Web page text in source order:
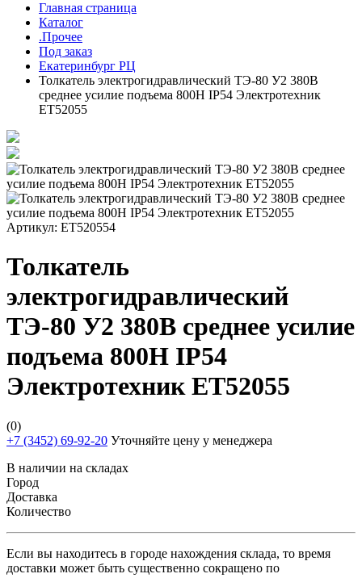
Главная страница
Каталог
.Прочее
Под заказ
Екатеринбург РЦ
Толкатель электрогидравлический ТЭ-80 У2 380В
среднее усилие подъема 800Н IP54 Электротехник
ET52055
Артикул: ET520554
Толкатель
электрогидравлический
ТЭ-80 У2 380В среднее усилие
подъема 800Н IP54
Электротехник ET52055
(0)
+7 (3452) 69-92-20 Уточняйте цену у менеджера
В наличии на складах
Город
Доставка
Количество
Если вы находитесь в городе нахождения склада, то время
доставки может быть существенно сокращено по